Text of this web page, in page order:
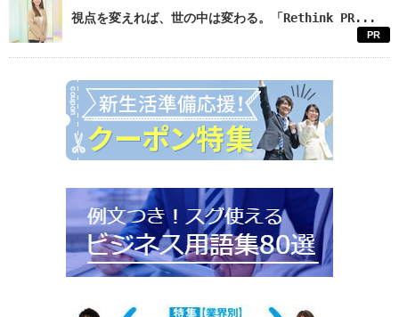
視点を変えれば、世の中は変わる。「Rethink PR...
PR